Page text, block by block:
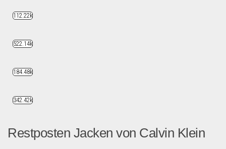
Restposten Jacken von Calvin Klein
112.22k
522.14k
184.48k
342.42k